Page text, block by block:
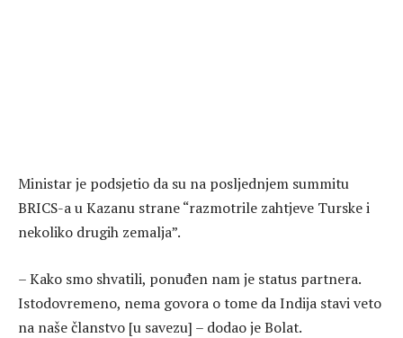
Ministar je podsjetio da su na posljednjem summitu
BRICS-a u Kazanu strane “razmotrile zahtjeve Turske i
nekoliko drugih zemalja”.
– Kako smo shvatili, ponuđen nam je status partnera.
Istodovremeno, nema govora o tome da Indija stavi veto
na naše članstvo [u savezu] – dodao je Bolat.